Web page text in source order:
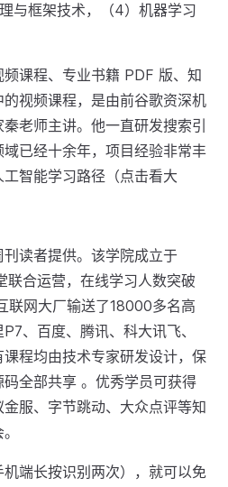
与框架技术，（4）机器学习
课程、专业书籍 PDF 版、知
视频课程，是由前谷歌资深机
老师主讲。他一直研发搜索引
已经十余年，项目经验非常丰
智能学习路径（点击看大
读者提供。该学院成立于
联合运营，在线学习人数突破
联网大厂输送了18000多名高
、百度、腾讯、科大讯飞、
程均由技术专家研发设计，保
全部共享 。优秀学员可获得
服、字节跳动、大众点评等知
端长按识别两次），就可以免